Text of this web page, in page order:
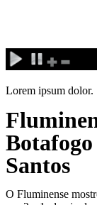
conteúdo
Lorem ipsum dolor.
Santos
O Fluminense